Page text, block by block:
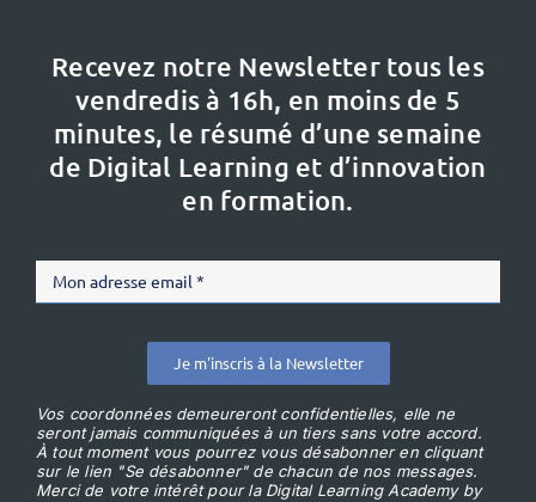
Recevez notre Newsletter tous les
vendredis à 16h, en moins de 5
minutes, le résumé d’une semaine
de Digital Learning et d’innovation
en formation.
Je m'inscris à la Newsletter
Vos coordonnées demeureront confidentielles, elle ne
seront jamais communiquées à un tiers sans votre accord.
À tout moment vous pourrez vous désabonner en cliquant
sur le lien "Se désabonner" de chacun de nos messages.
Merci de votre intérêt pour la Digital Learning Academy by